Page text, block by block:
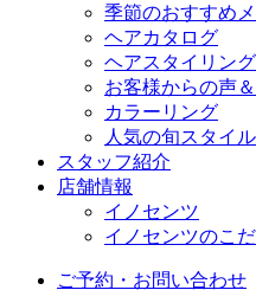
季節のおすすめ
ヘアカタログ
ヘアスタイリン
お客様からの声
カラーリング
人気の旬スタイル
スタッフ紹介
店舗情報
イノセンツ
イノセンツのこ
ご予約・お問い合わせ